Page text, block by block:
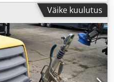
Väike kuulutus